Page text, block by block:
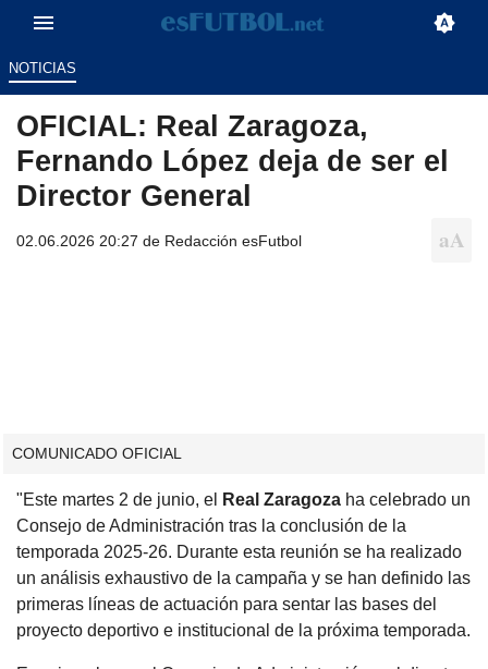
NOTICIAS
OFICIAL: Real Zaragoza,
Fernando López deja de ser el
Director General
02.06.2026 20:27 de Redacción esFutbol
COMUNICADO OFICIAL
"Este martes 2 de junio, el Real Zaragoza ha celebrado un
Consejo de Administración tras la conclusión de la
temporada 2025-26. Durante esta reunión se ha realizado
un análisis exhaustivo de la campaña y se han definido las
primeras líneas de actuación para sentar las bases del
proyecto deportivo e institucional de la próxima temporada.